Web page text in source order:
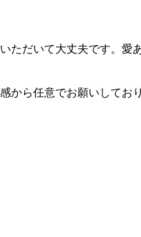
だいて大丈夫です。愛
から任意でお願いしており